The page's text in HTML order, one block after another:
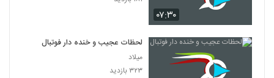
۰۷:۳۰
لحظات عجیب و خنده دار فوتبال
میلاد
۳۲۳ بازدید